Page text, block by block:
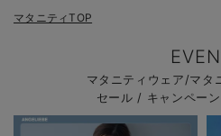
マタニティTOP
マタニティウェア/マタ
セール / キャンペー